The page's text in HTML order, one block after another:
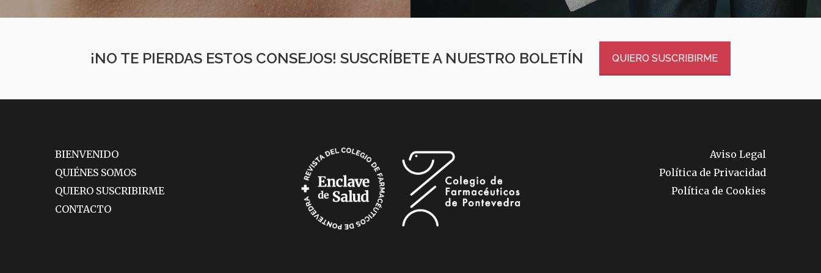
¡NO TE PIERDAS ESTOS CONSEJOS! SUSCRÍBETE A NUESTRO BOLETÍN QUIERO SUSCRIBIRME
BIENVENIDO
QUIÉNES SOMOS
QUIERO SUSCRIBIRME
CONTACTO
Aviso Legal
Política de Privacidad
Política de Cookies